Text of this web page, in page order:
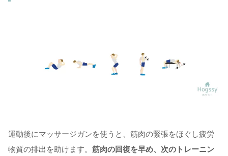
運動後にマッサージガンを使うと、筋肉の緊張をほぐし疲労
物質の排出を助けます。 筋肉の回復を早め、次のトレーニン